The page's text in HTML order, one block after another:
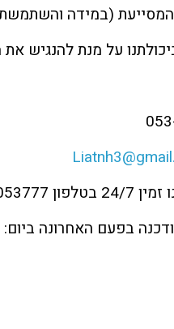
המסייעת (במידה
על מנת להנגיש את
9053777
בפעם האחרונה ביום: 5/03/2023